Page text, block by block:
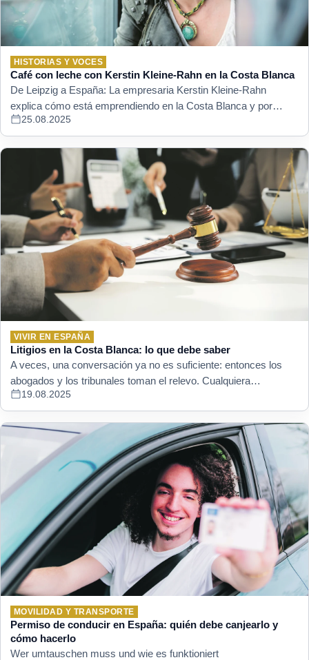
HISTORIAS Y VOCES
Café con leche con Kerstin Kleine-Rahn en la Costa Blanca
De Leipzig a España: La empresaria Kerstin Kleine-Rahn
explica cómo está emprendiendo en la Costa Blanca y por…
25.08.2025
VIVIR EN ESPAÑA
Litigios en la Costa Blanca: lo que debe saber
A veces, una conversación ya no es suficiente: entonces los
abogados y los tribunales toman el relevo. Cualquiera…
19.08.2025
MOVILIDAD Y TRANSPORTE
Permiso de conducir en España: quién debe canjearlo y
cómo hacerlo
Wer umtauschen muss und wie es funktioniert